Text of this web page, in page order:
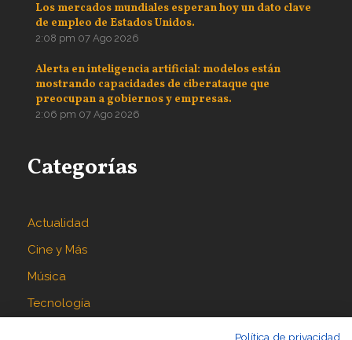
Los mercados mundiales esperan hoy un dato clave
de empleo de Estados Unidos.
2:08 pm 07 Ago 2026
Alerta en inteligencia artificial: modelos están
mostrando capacidades de ciberataque que
preocupan a gobiernos y empresas.
2:06 pm 07 Ago 2026
Categorías
Actualidad
Cine y Más
Música
Tecnología
Política de privacidad